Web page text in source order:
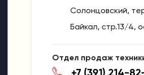
Солонцовский,
Байкал, стр.13/4,
Отдел продаж